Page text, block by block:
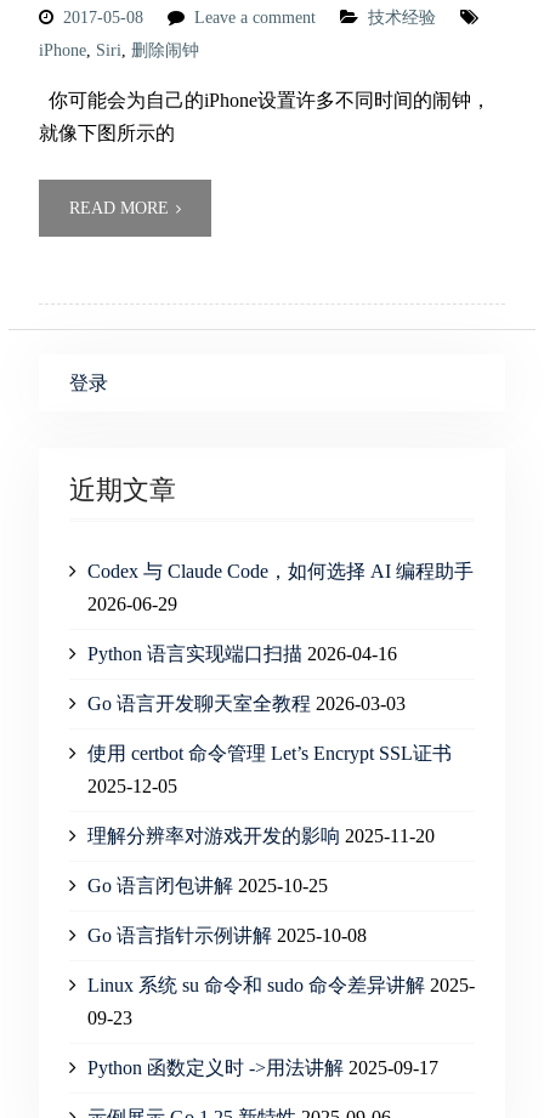
2017-05-08 Leave a comment
技术经验
iPhone, Siri, 删除闹钟
你可能会为自己的iPhone设置许多不同时间的闹钟，
就像下图所示的
READ MORE
登录
近期文章
Codex 与 Claude Code，如何选择 AI 编程助手
2026-06-29
Python 语言实现端口扫描 2026-04-16
Go 语言开发聊天室全教程 2026-03-03
使用 certbot 命令管理 Let’s Encrypt SSL证书
2025-12-05
理解分辨率对游戏开发的影响 2025-11-20
Go 语言闭包讲解 2025-10-25
Go 语言指针示例讲解 2025-10-08
Linux 系统 su 命令和 sudo 命令差异讲解 2025-
09-23
Python 函数定义时 ->用法讲解 2025-09-17